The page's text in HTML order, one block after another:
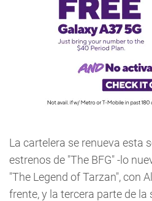
La cartelera se renueva esta
estrenos de "The BFG" -lo
"The Legend of Tarzan", con
frente, y la tercera parte de la